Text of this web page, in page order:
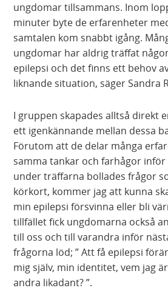
ungdomar tillsammans. Inom
minuter byte de erfarenheter
samtalen kom snabbt igång.
ungdomar har aldrig träffat
epilepsi och det finns ett behov
liknande situation, säger Sandra
I gruppen skapades alltså direkt
ett igenkännande mellan dessa
Förutom att de delar många
samma tankar och farhågor
under träffarna bollades frågor
körkort, kommer jag att kunna
min epilepsi försvinna eller bli
tillfället fick ungdomarna också
till oss och till varandra inför
frågorna löd; ” Att få epilepsi
mig själv, min identitet, vem jag
andra likadant? ”.